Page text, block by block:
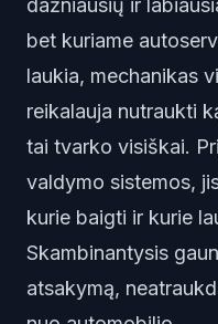
dažniausių ir
bet kuriame
laukia, mechanikas
reikalauja nutraukti
tai tvarko visiškai.
valdymo sistemos,
kurie baigti ir kurie
Skambinantysis
atsakymą,